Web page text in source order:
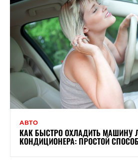
АВТО
КАК БЫСТРО ОХЛАДИТЬ МАШИНУ
КОНДИЦИОНЕРА: ПРОСТОЙ СПОСОБ